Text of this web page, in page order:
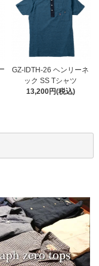
GZ-IDTH-26 ヘンリーネ
ック SS Tシャツ
13,200円(税込)